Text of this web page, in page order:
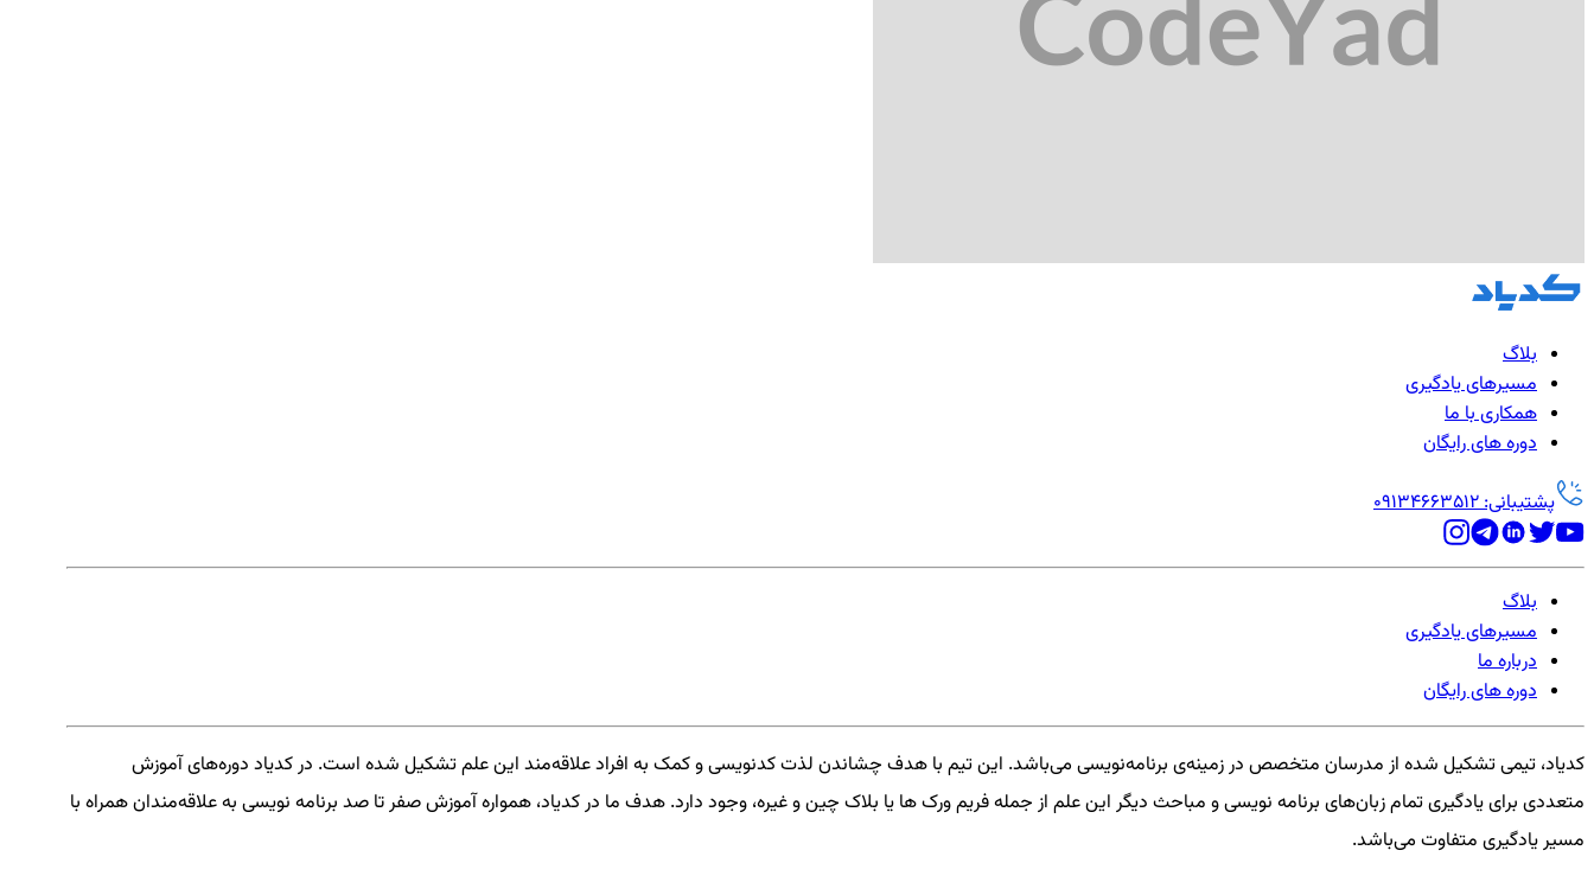
بلاگ
مسیرهای یادگیری
همکاری با ما
دوره های رایگان
پشتیبانی: 09134663512
بلاگ
مسیرهای یادگیری
درباره ما
دوره های رایگان
کدیاد، تیمی تشکیل شده از مدرسان متخصص در زمینه‌ی برنامه‌نویسی می‌باشد. این تیم با هدف چشاندن لذت کدنویسی و کمک به افراد علاقه‌مند این علم تشکیل شده است. در کدیاد دوره‌های آموزش
متعددی برای یادگیری تمام زبان‌های برنامه نویسی و مباحث دیگر این علم از جمله فریم ورک ها یا بلاک چین و غیره، وجود دارد. هدف ما در کدیاد، همواره آموزش صفر تا صد برنامه نویسی به علاقه‌مندان همراه با
مسیر یادگیری متفاوت می‌باشد.